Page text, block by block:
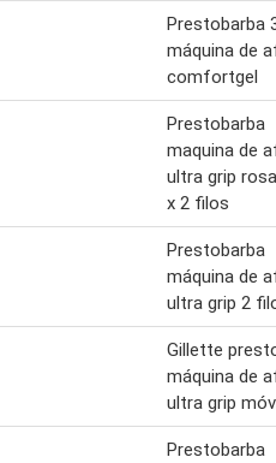
Prestobarba
máquina de
comfortgel
Prestobarba
maquina de
ultra grip
x 2 filos
Prestobarba
máquina de
ultra grip 2
Gillette
máquina de
ultra grip
Prestobarba